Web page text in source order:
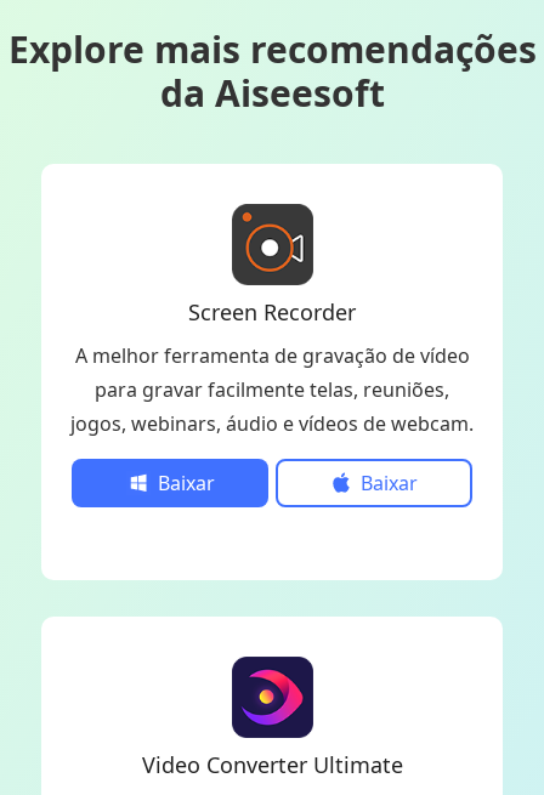
Explore mais recomendações
da Aiseesoft
Screen Recorder
A melhor ferramenta de gravação de vídeo
para gravar facilmente telas, reuniões,
jogos, webinars, áudio e vídeos de webcam.
Baixar Baixar
Video Converter Ultimate